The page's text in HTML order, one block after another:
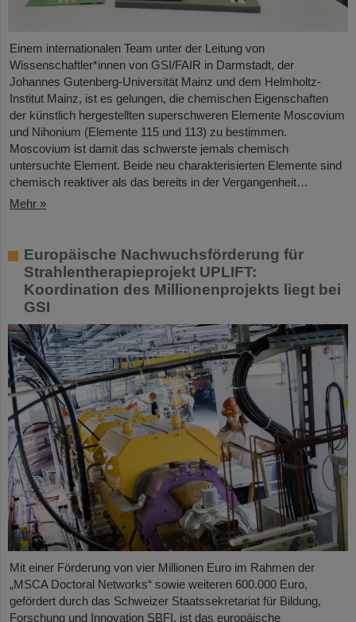
Einem internationalen Team unter der Leitung von
Wissenschaftler*innen von GSI/FAIR in Darmstadt, der
Johannes Gutenberg-Universität Mainz und dem Helmholtz-
Institut Mainz, ist es gelungen, die chemischen Eigenschaften
der künstlich hergestellten superschweren Elemente Moscovium
und Nihonium (Elemente 115 und 113) zu bestimmen.
Moscovium ist damit das schwerste jemals chemisch
untersuchte Element. Beide neu charakterisierten Elemente sind
chemisch reaktiver als das bereits in der Vergangenheit…
Mehr »
Europäische Nachwuchsförderung für
Strahlentherapieprojekt UPLIFT:
Koordination des Millionenprojekts liegt bei
GSI
Mit einer Förderung von vier Millionen Euro im Rahmen der
„MSCA Doctoral Networks“ sowie weiteren 600.000 Euro,
gefördert durch das Schweizer Staatssekretariat für Bildung,
Forschung und Innovation SBFI, ist das europäische